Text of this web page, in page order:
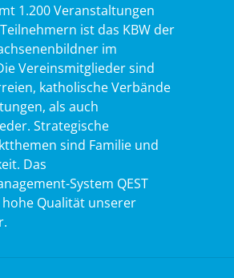
1.200 Veranstaltungen
ist das KBW der
im
Vereinsmitglieder sind
katholische Verbände
als auch
Strategische
sind Familie und
Das
System QEST
Qualität unserer